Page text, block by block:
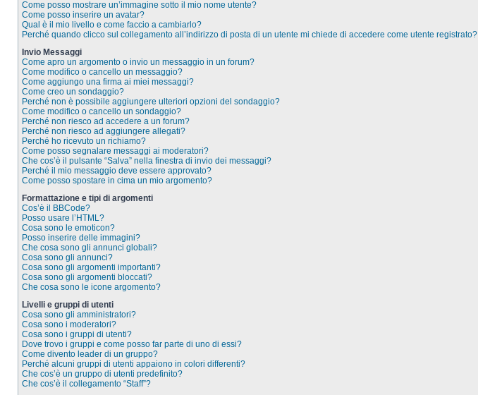
Come posso mostrare un’immagine sotto il mio nome utente?
Come posso inserire un avatar?
Qual è il mio livello e come faccio a cambiarlo?
Perché quando clicco sul collegamento all’indirizzo di posta di un utente mi chiede di accedere come utente registrato?
Invio Messaggi
Come apro un argomento o invio un messaggio in un forum?
Come modifico o cancello un messaggio?
Come aggiungo una firma ai miei messaggi?
Come creo un sondaggio?
Perché non è possibile aggiungere ulteriori opzioni del sondaggio?
Come modifico o cancello un sondaggio?
Perché non riesco ad accedere a un forum?
Perché non riesco ad aggiungere allegati?
Perché ho ricevuto un richiamo?
Come posso segnalare messaggi ai moderatori?
Che cos’è il pulsante “Salva” nella finestra di invio dei messaggi?
Perché il mio messaggio deve essere approvato?
Come posso spostare in cima un mio argomento?
Formattazione e tipi di argomenti
Cos’è il BBCode?
Posso usare l’HTML?
Cosa sono le emoticon?
Posso inserire delle immagini?
Che cosa sono gli annunci globali?
Cosa sono gli annunci?
Cosa sono gli argomenti importanti?
Cosa sono gli argomenti bloccati?
Che cosa sono le icone argomento?
Livelli e gruppi di utenti
Cosa sono gli amministratori?
Cosa sono i moderatori?
Cosa sono i gruppi di utenti?
Dove trovo i gruppi e come posso far parte di uno di essi?
Come divento leader di un gruppo?
Perché alcuni gruppi di utenti appaiono in colori differenti?
Che cos’è un gruppo di utenti predefinito?
Che cos’è il collegamento “Staff”?